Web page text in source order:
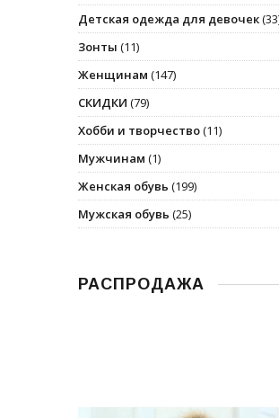
Детская одежда для девочек
Зонты (11)
Женщинам (147)
СКИДКИ (79)
Хобби и творчество(11)
Мужчинам (1)
Женская обувь (199)
Мужская обувь (25)
РАСПРОДАЖА